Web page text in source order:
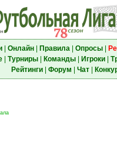
| Онлайн| Правила| Опросы|
| Турниры| Команды| Игроки|
Рейтинги| Форум Чат|